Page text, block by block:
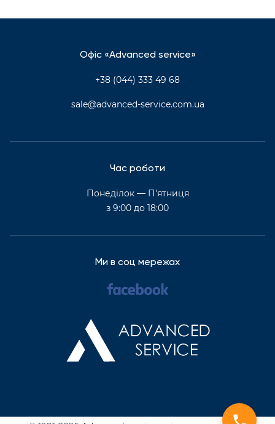
Офіс «Advanced service»
+38 (044) 333 49 68
sale@advanced-service.com.ua
Час роботи
Понеділок — П'ятниця
з 9:00 до 18:00
Ми в соц мережах